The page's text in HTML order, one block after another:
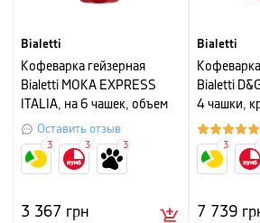
Bialetti
Кофеварка гейзерная
Bialetti MOKA EXPRESS
ITALIA, на 6 чашек, объем
270 мл, красно-зеленый
Оставить отзыв
3 367 грн
3 3 3
Bialetti
Bialetti
4 чашки,
рисунком
7 739
3